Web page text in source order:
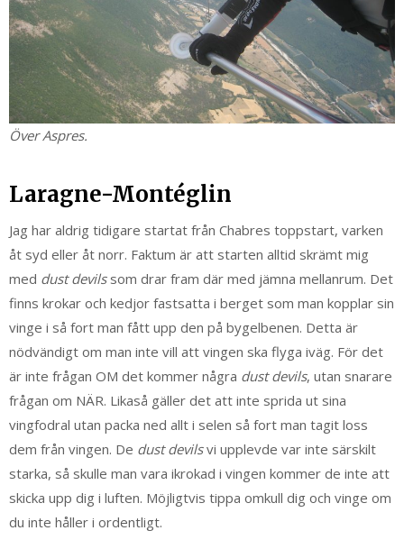
Över Aspres.
Laragne-Montéglin
Jag har aldrig tidigare startat från Chabres toppstart, varken
åt syd eller åt norr. Faktum är att starten alltid skrämt mig
med dust devilssom drar fram där med jämna mellanrum. Det
finns krokar och kedjor fastsatta i berget som man kopplar sin
vinge i så fort man fått upp den på bygelbenen. Detta är
nödvändigt om man inte vill att vingen ska flyga iväg. För det
är inte frågan OM det kommer några dust devils, utan snarare
frågan om NÄR. Likaså gäller det att inte sprida ut sina
vingfodral utan packa ned allt i selen så fort man tagit loss
dem från vingen. De dust devilsvi upplevde var inte särskilt
starka, så skulle man vara ikrokad i vingen kommer de inte att
skicka upp dig i luften. Möjligtvis tippa omkull dig och vinge om
du inte håller i ordentligt.